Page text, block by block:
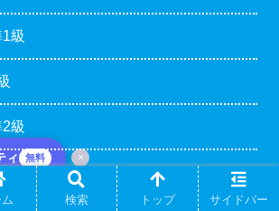
ィ 無料 ×
級
級
検索 トップ サイドバー